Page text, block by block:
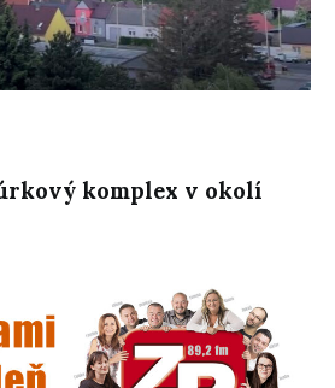
komplex v okolí